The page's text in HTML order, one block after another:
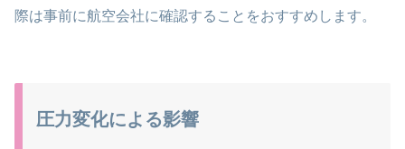
際は事前に航空会社に確認することをおすすめします。
圧力変化による影響